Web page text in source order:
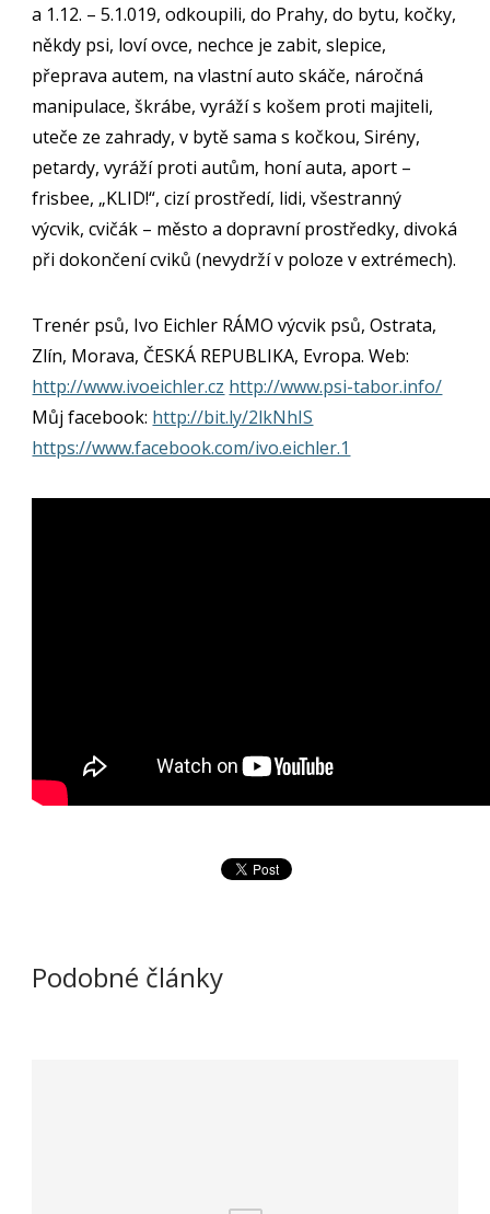
a 1.12. – 5.1.019, odkoupili, do Prahy, do bytu, kočky,
někdy psi, loví ovce, nechce je zabit, slepice,
přeprava autem, na vlastní auto skáče, náročná
manipulace, škrábe, vyráží s košem proti majiteli,
uteče ze zahrady, v bytě sama s kočkou, Sirény,
petardy, vyráží proti autům, honí auta, aport –
frisbee, „KLID!“, cizí prostředí, lidi, všestranný
výcvik, cvičák – město a dopravní prostředky, divoká
při dokončení cviků (nevydrží v poloze v extrémech).
Trenér psů, Ivo Eichler RÁMO výcvik psů, Ostrata,
Zlín, Morava, ČESKÁ REPUBLIKA, Evropa. Web:
http://www.ivoeichler.cz http://www.psi-tabor.info/
Můj facebook: http://bit.ly/2lkNhIS
https://www.facebook.com/ivo.eichler.1
Podobné články